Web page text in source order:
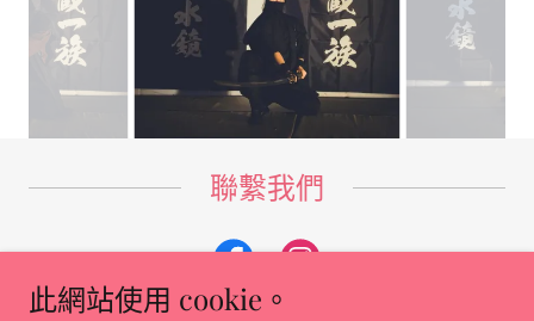
聯繫我們
此網站使用 cookie。